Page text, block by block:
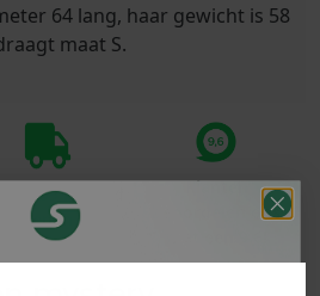
64 lang, haar gewicht is 58
maat S.
23:59 besteld
in huis!*
Klanten
beoordelen ons